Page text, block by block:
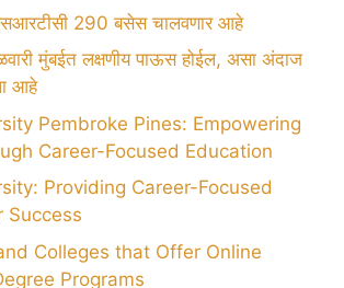
290 बसेस चालवणार आहे
मुंबईत लक्षणीय पाऊस होईल, असा अंदाज
आहे
Pembroke Pines: Empowering
Career-Focused Education
Providing Career-Focused
Success
Colleges that Offer Online
Programs